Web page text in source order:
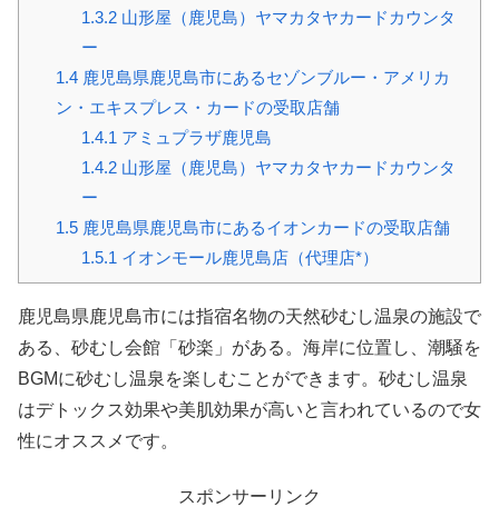
1.3.2山形屋（鹿児島）ヤマカタヤカードカウンタ
ー
1.4鹿児島県鹿児島市にあるセゾンブルー・アメリカ
ン・エキスプレス・カードの受取店舗
1.4.1 アミュプラザ鹿児島
1.4.2山形屋（鹿児島）ヤマカタヤカードカウンタ
ー
1.5鹿児島県鹿児島市にあるイオンカードの受取店舗
1.5.1 イオンモール鹿児島店（代理店*）
鹿児島県鹿児島市には指宿名物の天然砂むし温泉の施設で
ある、砂むし会館「砂楽」がある。海岸に位置し、潮騒を
BGMに砂むし温泉を楽しむことができます。砂むし温泉
はデトックス効果や美肌効果が高いと言われているので女
性にオススメです。
スポンサーリンク